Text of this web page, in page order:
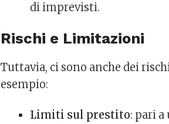
di imprevisti.
Rischi e Limitazioni
Tuttavia, ci sono anche dei
esempio:
Limiti sul prestito: pari